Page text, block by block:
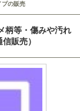
の販売
柄等・傷みや汚れ
販売）